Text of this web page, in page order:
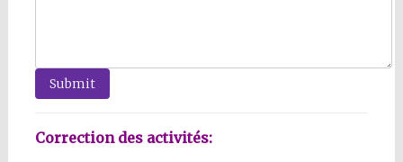
Submit
Correction des activités: